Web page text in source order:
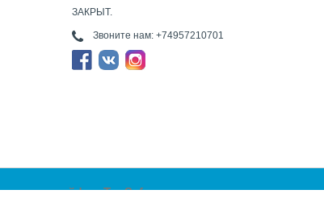
ЗАКРЫТ.
Звоните нам: +74957210701
магазин сейфов TopSafe.ru